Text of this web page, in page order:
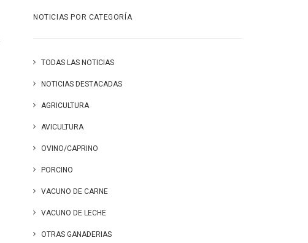
NOTICIAS POR CATEGORÍA
TODAS LAS NOTICIAS
NOTICIAS DESTACADAS
AGRICULTURA
AVICULTURA
OVINO/CAPRINO
PORCINO
VACUNO DE CARNE
VACUNO DE LECHE
OTRAS GANADERIAS